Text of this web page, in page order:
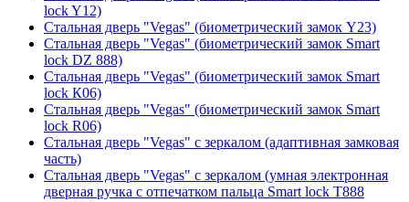
lock Y12)
Стальная дверь "Vegas" (биометрический замок Y23)
Стальная дверь "Vegas" (биометрический замок Smart
lock DZ 888)
Стальная дверь "Vegas" (биометрический замок Smart
lock К06)
Стальная дверь "Vegas" (биометрический замок Smart
lock R06)
Стальная дверь "Vegas" с зеркалом (адаптивная замковая
часть)
Стальная дверь "Vegas" с зеркалом (умная электронная
дверная ручка с отпечатком пальца Smart lock T888